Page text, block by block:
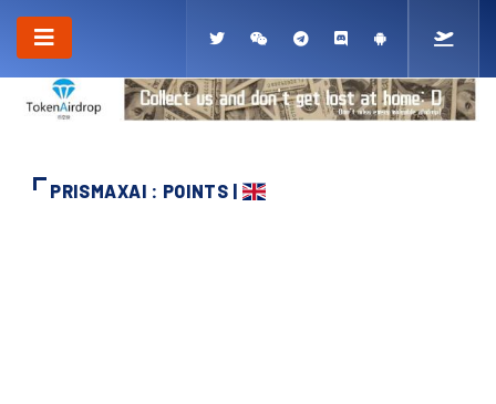
PRISMAXAI : POINTS |